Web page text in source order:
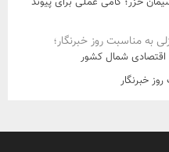
به مناسبت روز خبرنگار؛
شمال كشور
خبرنگار